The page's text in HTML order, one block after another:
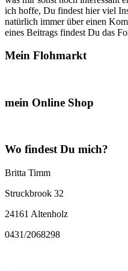
ich hoffe, Du findest hier viel
natürlich immer über einen
eines Beitrags findest Du das
Mein Flohmarkt
mein Online Shop
Wo findest Du mich?
Britta Timm
Struckbrook 32
24161 Altenholz
0431/2068298